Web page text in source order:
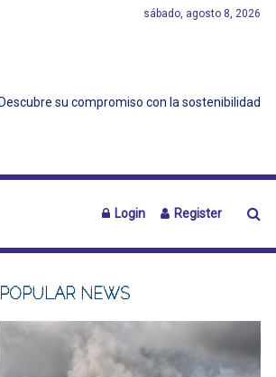
sábado, agosto 8, 2026
Login Register
POPULAR NEWS